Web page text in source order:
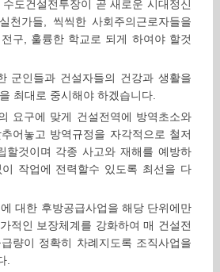
도건설전투장이 곧 새로운 시대정신
천가들, 씩씩한 사회주의근로자들을
구, 훌륭한 학교로 되게 하여야 할것
군인들과 건설자들의 건강과 생활을
최대로 중시해야 하겠습니다.
요구에 맞게 건설전역에 방역초소와
어놓고 방역규정을 자각적으로 철저
할것이며 각종 사고와 재해를 예방하
작업에 전력할수 있도록 최선을 다
대한 후방공급사업을 해당 단위에만
적인 보장체계를 강화하여 매 건설전
량이 정확히 차례지도록 조직사업을
.